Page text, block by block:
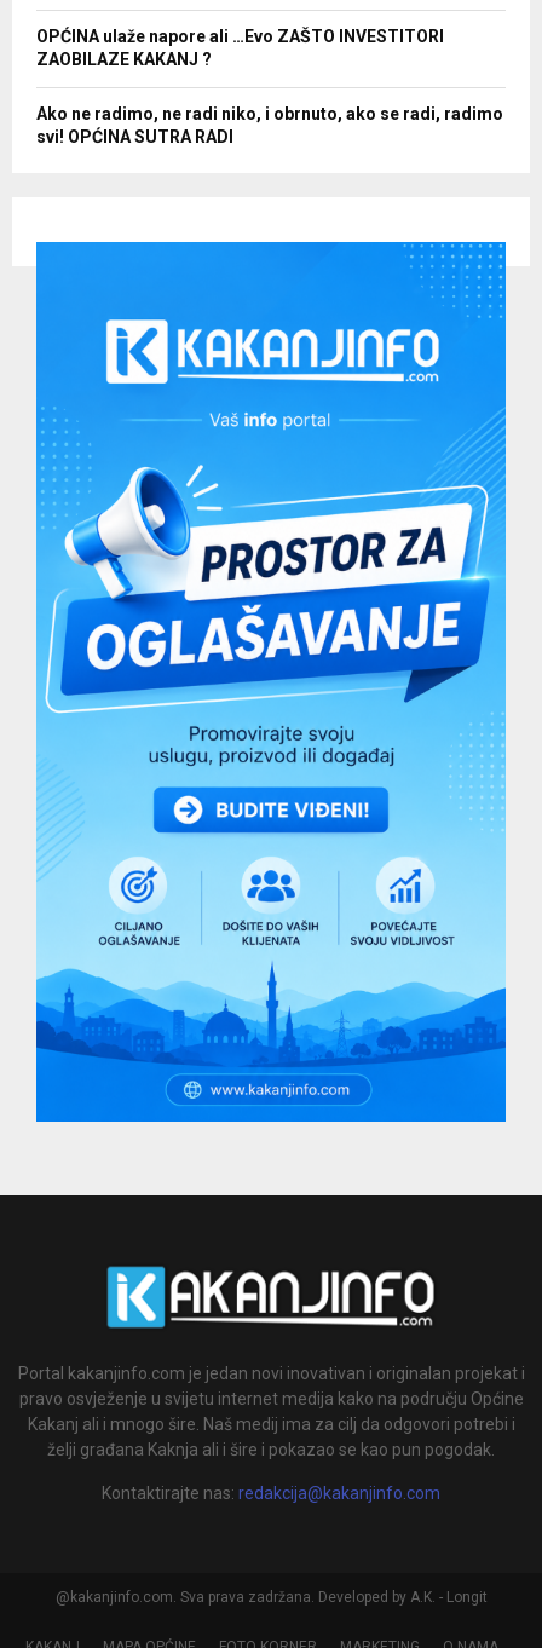
OPĆINA ulaže napore ali …Evo ZAŠTO INVESTITORI
ZAOBILAZE KAKANJ ?
Ako ne radimo, ne radi niko, i obrnuto, ako se radi, radimo
svi! OPĆINA SUTRA RADI
Portal kakanjinfo.com je jedan novi inovativan i originalan projekat i
pravo osvježenje u svijetu internet medija kako na području Općine
Kakanj ali i mnogo šire. Naš medij ima za cilj da odgovori potrebi i
želji građana Kaknja ali i šire i pokazao se kao pun pogodak.
Kontaktirajte nas: redakcija@kakanjinfo.com
@kakanjinfo.com. Sva prava zadržana. Developed by A.K. - Longit